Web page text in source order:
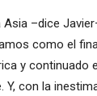
–dice
como el
y continuado
Y, con la